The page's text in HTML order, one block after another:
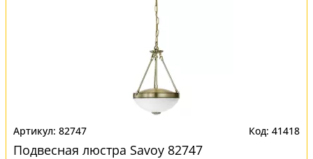
82747 41418
Подвесная люстра Savoy 82747